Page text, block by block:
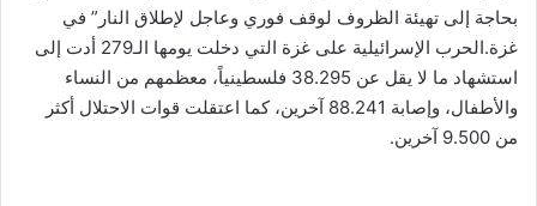
بحاجة إلى تهيئة الظروف لوقف فوري وعاجل لإطلاق النار” في
غزة.الحرب الإسرائيلية على غزة التي دخلت يومها الـ279 أدت إلى
استشهاد ما لا يقل عن 38.295 فلسطينياً، معظمهم من النساء
والأطفال، وإصابة 88.241 آخرين، كما اعتقلت قوات الاحتلال أكثر
من 9.500 آخرين.